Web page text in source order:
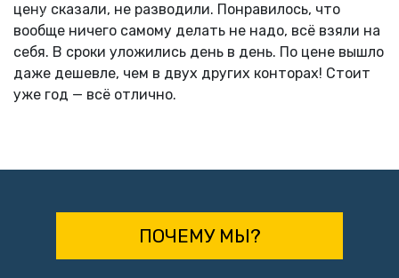
цену сказали, не разводили. Понравилось, что
вообще ничего самому делать не надо, всё взяли на
себя. В сроки уложились день в день. По цене вышло
даже дешевле, чем в двух других конторах! Стоит
уже год — всё отлично.
Previous
ПОЧЕМУ МЫ?